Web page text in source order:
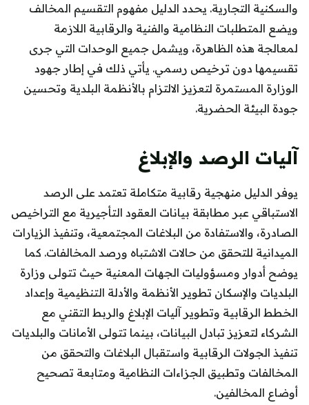
والسكنية التجارية. يحدد الدليل مفهوم التقسيم المخالف
ويضع المتطلبات النظامية والفنية والرقابية اللازمة
لمعالجة هذه الظاهرة، ويشمل جميع الوحدات التي جرى
تقسيمها دون ترخيص رسمي. يأتي ذلك في إطار جهود
الوزارة المستمرة لتعزيز الالتزام بالأنظمة البلدية وتحسين
جودة البيئة الحضرية.
آليات الرصد والإبلاغ
يوفر الدليل منهجية رقابية متكاملة تعتمد على الرصد
الاستباقي عبر مطابقة بيانات العقود التأجيرية مع التراخيص
الصادرة، والاستفادة من البلاغات المجتمعية، وتنفيذ الزيارات
الميدانية للتحقق من حالات الاشتباه ورصد المخالفات. كما
يوضح أدوار ومسؤوليات الجهات المعنية حيث تتولى وزارة
البلديات والإسكان تطوير الأنظمة والأدلة التنظيمية وإعداد
الخطط الرقابية وتطوير آليات الإبلاغ والربط التقني مع
الشركاء لتعزيز تبادل البيانات، بينما تتولى الأمانات والبلديات
تنفيذ الجولات الرقابية واستقبال البلاغات والتحقق من
المخالفات وتطبيق الجزاءات النظامية ومتابعة تصحيح
أوضاع المخالفين.